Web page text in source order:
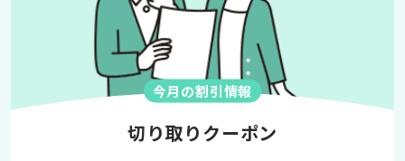
今月の割引情報
切り取りクーポン